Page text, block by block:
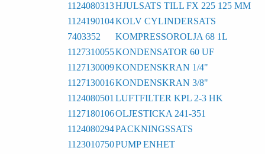
1124080313HJULSATS TILL FX 225 125 MM
1124190104KOLV CYLINDERSATS
7403352
KOMPRESSOROLJA 68 1L
1127310055KONDENSATOR 60 UF
1127130009KONDENSKRAN 1/4"
1127130016KONDENSKRAN 3/8"
1124080501 LUFTFILTER KPL 2-3 HK
1127180106OLJESTICKA 241-351
1124080294PACKNINGSSATS
1123010750PUMP ENHET